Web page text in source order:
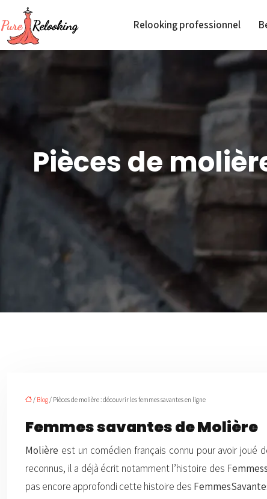
Relooking professionnel
Pièces de
/ Blog/ Pièces de molière : découvrir les femmes savantes en ligne
Femmes savantes de Molière
Molière est un comédien français connu pour avoir joué
reconnus, il a déjà écrit notamment l’histoire des F
pas encore approfondi cette histoire des